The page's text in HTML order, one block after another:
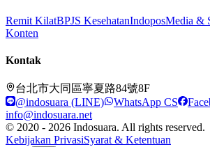
Remit KilatBPJS KesehatanIndoposMedia &
Konten
Kontak
台北市大同區寧夏路84號8F
@indosuara (LINE)
WhatsApp CS
info@indosuara.net
© 2020 - 2026 Indosuara. All rights reserved.
Kebijakan PrivasiSyarat & Ketentuan